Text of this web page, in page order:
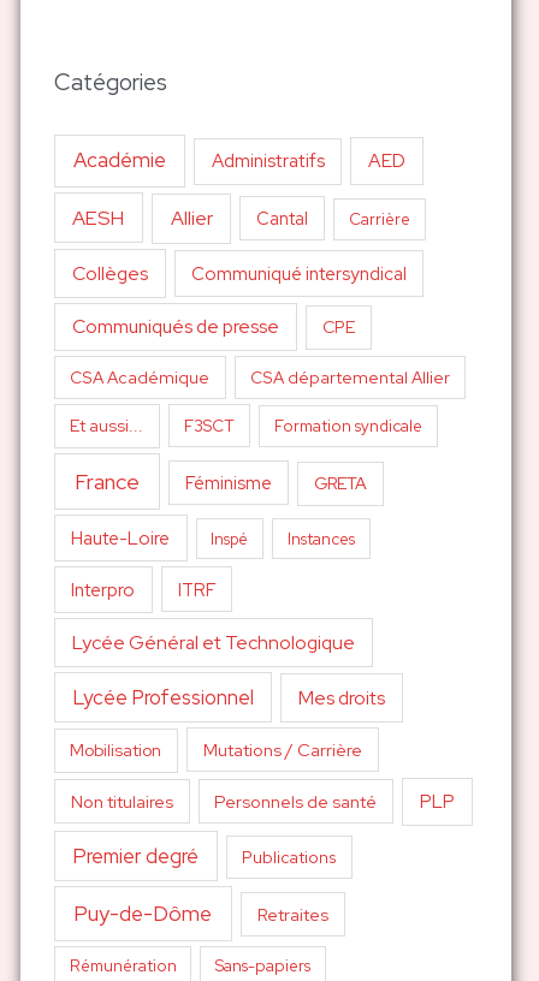
Catégories
Académie Administratifs AED
AESH Allier Cantal Carrière
Collèges Communiqué intersyndical
Communiqués de presse CPE
CSA Académique CSA départemental Allier
Et aussi... F3SCT Formation syndicale
France Féminisme GRETA
Haute-Loire Inspé Instances
Interpro ITRF
Lycée Général et Technologique
Lycée Professionnel Mes droits
Mobilisation Mutations / Carrière
Non titulaires Personnels de santé PLP
Premier degré Publications
Puy-de-Dôme Retraites
Rémunération Sans-papiers